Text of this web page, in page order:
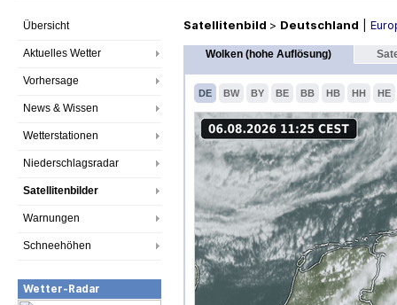
Übersicht
Aktuelles Wetter
Vorhersage
News & Wissen
Wetterstationen
Niederschlagsradar
Satellitenbilder
Warnungen
Schneehöhen
Wetter-Radar
Satellitenbild > Deutschland
Wolken (hohe Auflösung)
DE BW BY BE BB HB HH HE